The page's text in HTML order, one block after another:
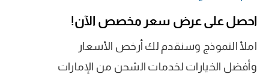
احصل على عرض سعر مخصص الآن!
املأ النموذج وسنقدم لك أرخص الأسعار
وأفضل الخيارات لخدمات الشحن من الإمارات